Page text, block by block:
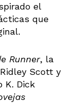
el
que
Runner, la
Scott y
K. Dick